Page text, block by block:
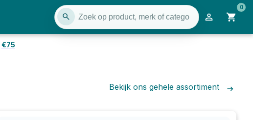
0
€75
Bekijk ons gehele assortiment